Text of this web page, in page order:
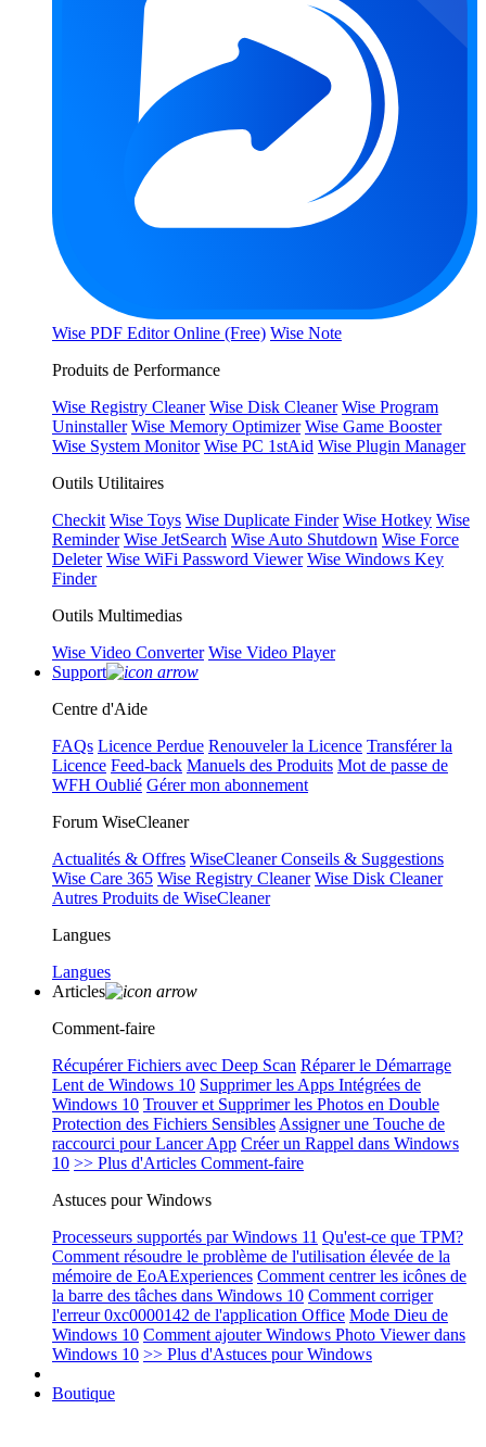
Wise PDF Editor Online (Free) Wise Note
Produits de Performance
Wise Registry Cleaner Wise Disk Cleaner Wise Program
Uninstaller Wise Memory Optimizer Wise Game Booster
Wise System Monitor Wise PC 1stAid Wise Plugin Manager
Outils Utilitaires
Checkit Wise Toys Wise Duplicate Finder Wise Hotkey Wise
Reminder Wise JetSearch Wise Auto Shutdown Wise Force
Deleter Wise WiFi Password Viewer Wise Windows Key
Finder
Outils Multimedias
Wise Video Converter Wise Video Player
Support
Centre d'Aide
FAQs Licence Perdue Renouveler la Licence Transférer la
Licence Feed-back Manuels des Produits Mot de passe de
WFH Oublié Gérer mon abonnement
Forum WiseCleaner
Actualités & Offres WiseCleaner Conseils & Suggestions
Wise Care 365 Wise Registry Cleaner Wise Disk Cleaner
Autres Produits de WiseCleaner
Langues
Langues
Articles
Comment-faire
Récupérer Fichiers avec Deep Scan Réparer le Démarrage
Lent de Windows 10 Supprimer les Apps Intégrées de
Windows 10 Trouver et Supprimer les Photos en Double
Protection des Fichiers Sensibles Assigner une Touche de
raccourci pour Lancer App Créer un Rappel dans Windows
10 >> Plus d'Articles Comment-faire
Astuces pour Windows
Processeurs supportés par Windows 11 Qu'est-ce que TPM?
Comment résoudre le problème de l'utilisation élevée de la
mémoire de EoAExperiences Comment centrer les icônes de
la barre des tâches dans Windows 10 Comment corriger
l'erreur 0xc0000142 de l'application Office Mode Dieu de
Windows 10 Comment ajouter Windows Photo Viewer dans
Windows 10 >> Plus d'Astuces pour Windows
Boutique